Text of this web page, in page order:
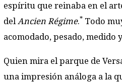
espíritu que reinaba en el
delAncien Régime.* Todo
acomodado, pesado, medido
Quien mira el parque de
una impresión análoga a la